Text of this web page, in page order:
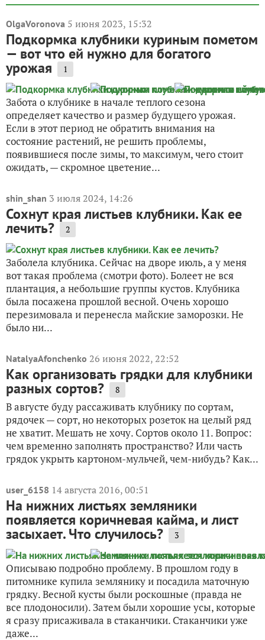
OlgaVoronova 5 июня 2023, 15:32
Подкормка клубники куриным пометом
— вот что ей нужно для богатого
урожая 1
Забота о клубнике в начале теплого сезона
определяет качество и размер будущего урожая.
Если в этот период не обратить внимания на
состояние растений, не решить проблемы,
появившиеся после зимы, то максимум, чего стоит
ожидать, — скромное цветение...
shin_shan 3 июля 2024, 14:26
Сохнут края листьев клубники. Как ее
лечить? 2
Заболела клубника. Сейчас на дворе июль, а у меня
вот такая проблема (смотри фото). Болеет не вся
плантация, а небольшие группы кустов. Клубника
была посажена прошлой весной. Очень хорошо
перезимовала и перенесла майские заморозки. Не
было ни...
NatalyaAfonchenko 26 июня 2022, 22:52
Как организовать грядки для клубники
разных сортов? 8
В августе буду рассаживать клубнику по сортам,
рядочек — сорт, но некоторых розеток на целый ряд
не хватит. Мешать не хочу. Сортов около 11. Вопрос:
чем временно заполнять пространство? Или часть
грядок укрыть картоном-мульчей, чем-нибудь? Как...
user_6158 14 августа 2016, 00:51
На нижних листьях земляники
появляется коричневая кайма, и лист
засыхает. Что случилось? 3
Описываю подробно проблему. В прошлом году в
питомнике купила землянику и посадила маточную
грядку. Весной кусты были роскошные (правда не
все плодоносили). Затем были хорошие усы, которые
я сразу присаживала в стаканчики. Стаканчики уже
даже...